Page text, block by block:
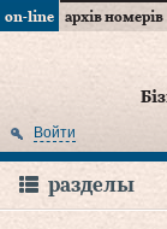
on-line архів номерів
Войти
разделы